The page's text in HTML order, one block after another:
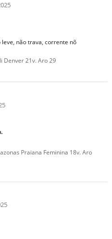
não trava, corrente nõ
Denver 21v. Aro 29
Praiana Feminina 18v. Aro